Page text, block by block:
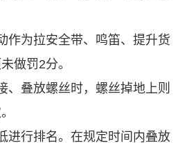
作为拉安全带、鸣笛、提升货
做罚2分。
、叠放螺丝时，螺丝掉地上则
进行排名。在规定时间内叠放